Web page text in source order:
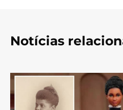
Notícias